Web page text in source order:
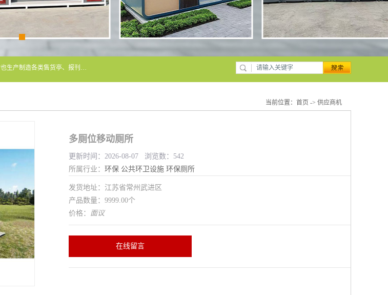
常州润隆环保科技有限公司是长期从事各类生态移动公厕制造的专业性实体企业，同时也生产制造各类售货亭、报刊亭、警卫亭等，我公司将尽全力为各用户在设计、制造、服务上提供快捷满意的全程服务，本公司愿与各用户携手共创辉煌业绩。主要产品：移动厕所;、生态厕所、 环保厕所、 流动厕所、商亭、岗亭、活动板房、移动厕所租赁等；
当前位置： 首页 -> 供应商机
多厕位移动厕所
更新时间：2026-08-07 浏览数：542
所属行业： 环保 公共环卫设施 环保厕所
发货地址：江苏省常州武进区
产品数量：9999.00个
价格： 面议
在线留言